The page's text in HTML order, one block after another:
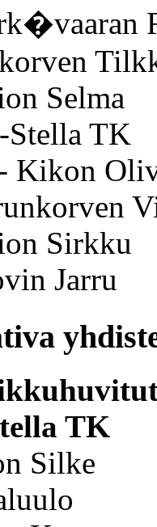
Selma
Stella TK
Kikon
Sirkku
Jarru
TK
Silke